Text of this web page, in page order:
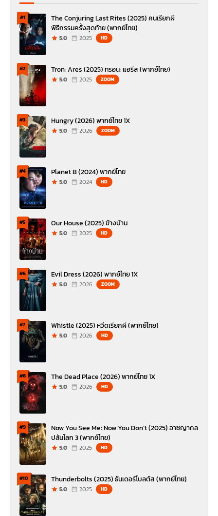
#1
The Conjuring Last Rites (2025) คนเรียกผี
พิธีกรรมครั้งสุดท้าย (พากย์ไทย)
5.0 2025 HD
#2 Tron: Ares (2025) ทรอน: แอรีส (พากย์ไทย)
5.0 2025 ZOOM
#3 Hungry (2026) พากย์ไทย 1X
5.0 2026 ZOOM
#4 Planet B (2024) พากย์ไทย
5.0 2024 HD
#5 Our House (2025) ข้างบ้าน
5.0 2025 HD
#6 Evil Dress (2026) พากย์ไทย 1X
5.0 2026 ZOOM
#7 Whistle (2025) หวีดเรียกผี (พากย์ไทย)
5.0 2026 HD
#8 The Dead Place (2026) พากย์ไทย 1X
5.0 2026 HD
#9
Now You See Me: Now You Don’t (2025) อาชญากล
ปล้นโลก 3 (พากย์ไทย)
5.0 2025 HD
#10 Thunderbolts (2025) ธันเดอร์โบลต์ส (พากย์ไทย)
5.0 2025 HD